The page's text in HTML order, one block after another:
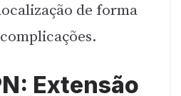
de forma
Extensão